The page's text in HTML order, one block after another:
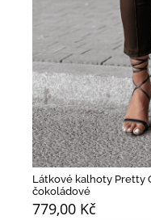
Látkové kalhoty Pretty
čokoládové
779,00 Kč